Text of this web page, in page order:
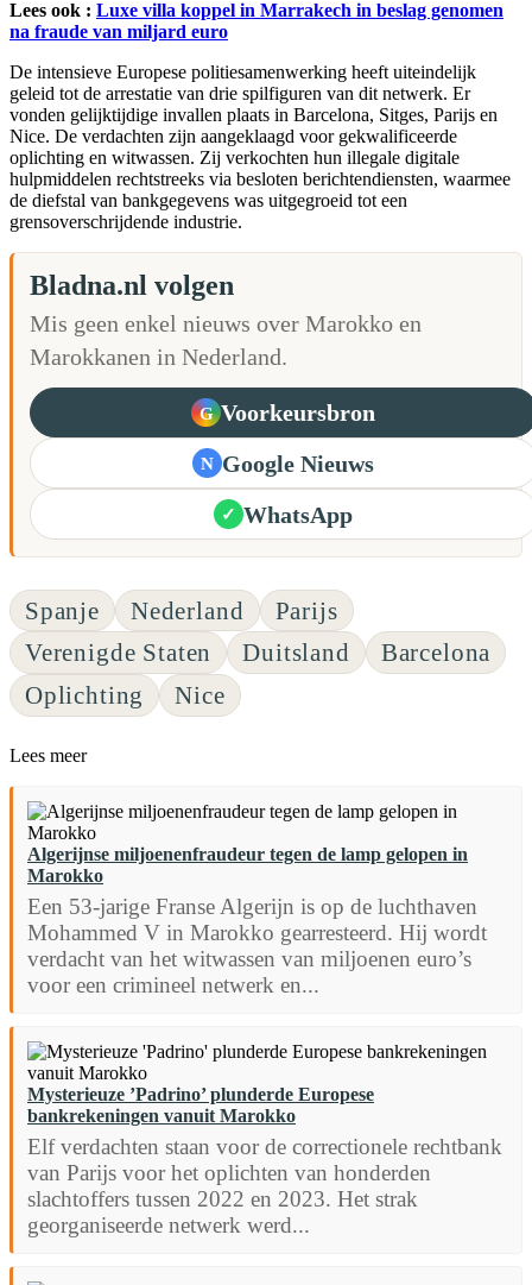
Lees ook : Luxe villa koppel in Marrakech in beslag genomen
na fraude van miljard euro
De intensieve Europese politiesamenwerking heeft uiteindelijk
geleid tot de arrestatie van drie spilfiguren van dit netwerk. Er
vonden gelijktijdige invallen plaats in Barcelona, Sitges, Parijs en
Nice. De verdachten zijn aangeklaagd voor gekwalificeerde
oplichting en witwassen. Zij verkochten hun illegale digitale
hulpmiddelen rechtstreeks via besloten berichtendiensten, waarmee
de diefstal van bankgegevens was uitgegroeid tot een
grensoverschrijdende industrie.
Bladna.nl volgen
Mis geen enkel nieuws over Marokko en
Marokkanen in Nederland.
G Voorkeursbron
N Google Nieuws
✓ WhatsApp
Spanje Nederland
Parijs
Verenigde Staten
Duitsland
Barcelona
Oplichting
Nice
Lees meer
Algerijnse miljoenenfraudeur tegen de lamp gelopen in
Marokko
Een 53-jarige Franse Algerijn is op de luchthaven
Mohammed V in Marokko gearresteerd. Hij wordt
verdacht van het witwassen van miljoenen euro’s
voor een crimineel netwerk en...
Mysterieuze ’Padrino’ plunderde Europese
bankrekeningen vanuit Marokko
Elf verdachten staan voor de correctionele rechtbank
van Parijs voor het oplichten van honderden
slachtoffers tussen 2022 en 2023. Het strak
georganiseerde netwerk werd...